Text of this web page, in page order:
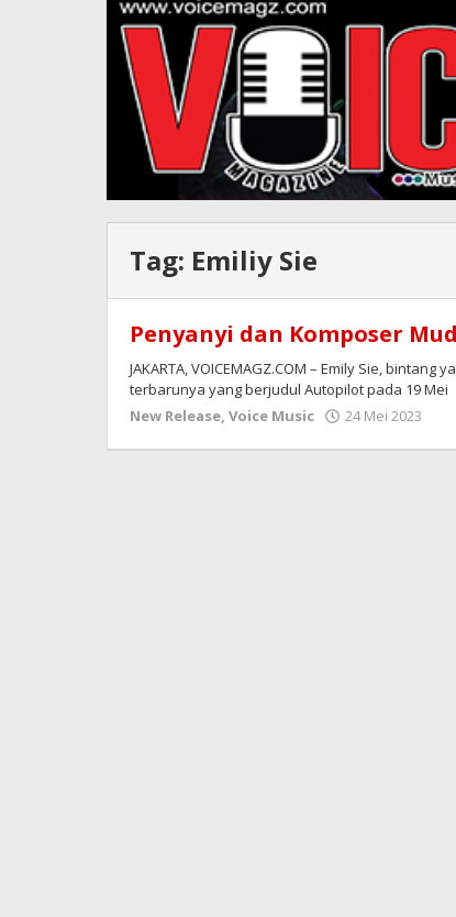
Tag: Emiliy Sie
Penyanyi dan Komposer
JAKARTA, VOICEMAGZ.COM – Emily Sie,
terbarunya yang berjudul Autopilot pada 19 Mei
New Release, Voice Music 24 Mei 2023